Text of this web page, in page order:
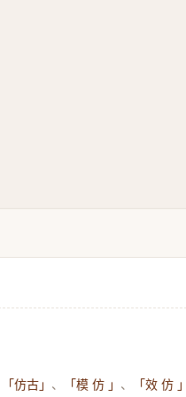
「仿古」 、 「模 仿 」 、 「效 仿